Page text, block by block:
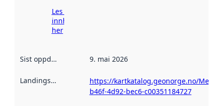
Les meir om
innhenting
her
Sist oppdatert 9. mai 2026
Landingsside
https://kartkatalog.geonorge.no/
b46f-4d92-bec6-c00351184727